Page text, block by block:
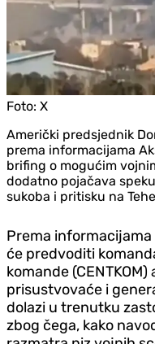
Foto: X
Američki predsjednik
prema informacijama
brifing o mogućim
dodatno pojačava
sukoba i pritisku na
Prema
će predvoditi
komande
prisustvovaće i
dolazi u trenutku
zbog čega, kako